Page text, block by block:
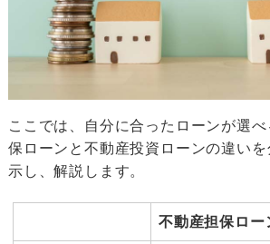
ここでは、自分に合ったローンが選
保ローンと不動産投資ローンの違い
示し、解説します。
不動産担保ロー